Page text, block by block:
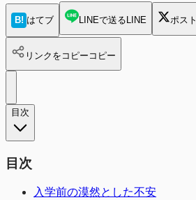
B! はてブ LINEで送る LINE ポスト
リンクをコピー コピー
目次
目次
入学前の漠然とした不安